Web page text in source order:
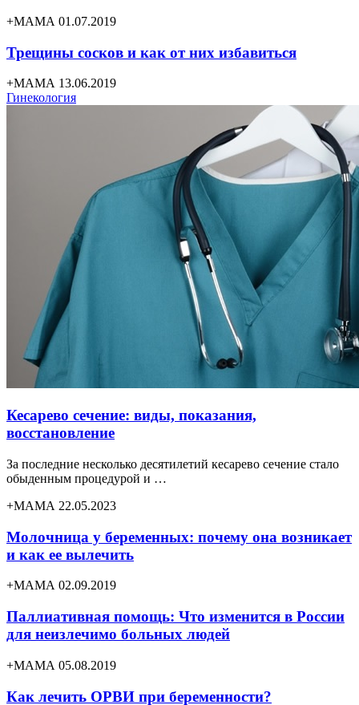
+МАМА 01.07.2019
Трещины сосков и как от них избавиться
+МАМА 13.06.2019
Гинекология
Кесарево сечение: виды, показания,
восстановление
За последние несколько десятилетий кесарево сечение стало
обыденным процедурой и …
+МАМА 22.05.2023
Молочница у беременных: почему она возникает
и как ее вылечить
+МАМА 02.09.2019
Паллиативная помощь: Что изменится в России
для неизлечимо больных людей
+МАМА 05.08.2019
Как лечить ОРВИ при беременности?